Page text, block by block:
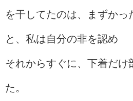
を干してたのは、まずか
と、私は自分の非を認め
それからすぐに、下着だけ
た。